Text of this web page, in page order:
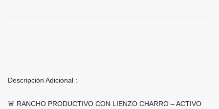
Descripción Adicional :
🚨 RANCHO PRODUCTIVO CON LIENZO CHARRO – ACTIVO